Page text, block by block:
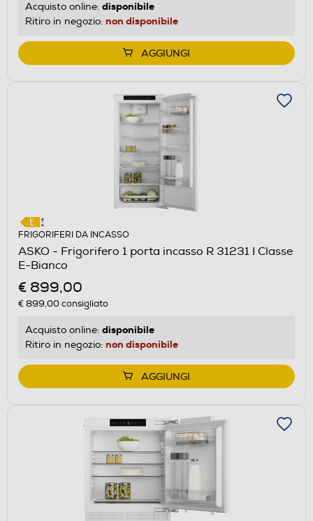
Acquisto online: disponibile
Ritiro in negozio: non disponibile
AGGIUNGI
FRIGORIFERI DA INCASSO
ASKO - Frigorifero 1 porta incasso R 31231 I Classe
E-Bianco
€ 899,00
€ 899,00consigliato
Acquisto online: disponibile
Ritiro in negozio: non disponibile
AGGIUNGI